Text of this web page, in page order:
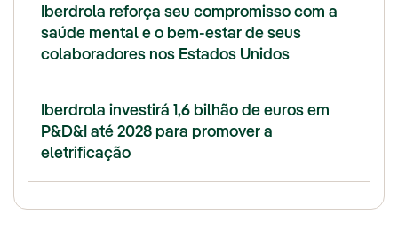
Iberdrola reforça seu compromisso com a
saúde mental e o bem-estar de seus
colaboradores nos Estados Unidos
Iberdrola investirá 1,6 bilhão de euros em
P&D&I até 2028 para promover a
eletrificação